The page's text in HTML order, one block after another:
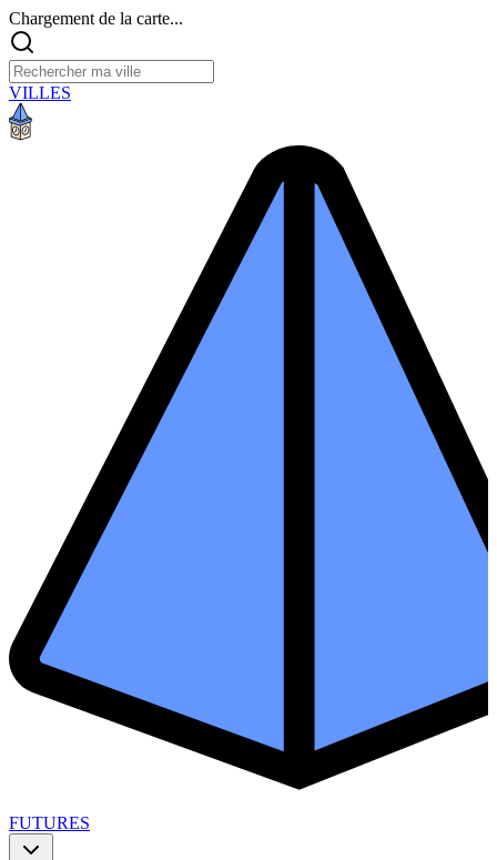
Chargement de la carte...
VILLES
FUTURES